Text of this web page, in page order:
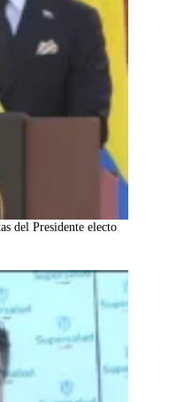
del Presidente electo